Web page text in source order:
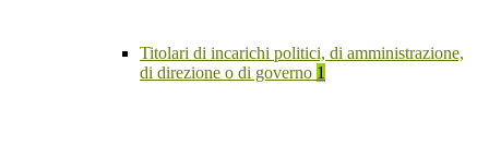
Titolari di incarichi politici, di amministrazione,
di direzione o di governo 1